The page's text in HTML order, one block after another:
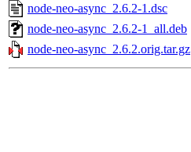
node-neo-async_2.6.2-1.dsc
node-neo-async_2.6.2-1_all.deb
node-neo-async_2.6.2.orig.tar.gz